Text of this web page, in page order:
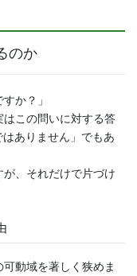
のか
か？」
この問いに対する答
ありません」でもあ
、それだけで片づけ
動域を著しく狭めま